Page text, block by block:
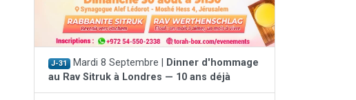
J-31 Mardi 8 Septembre |
Dinner d'hommage
au Rav Sitruk à Londres — 10 ans déjà